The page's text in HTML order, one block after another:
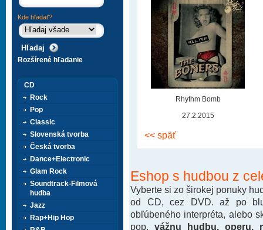
Rhythm Bomb
27.2.2015
<< späť
Eshop s hudbou z
Vyberte si zo širokej ponuky
od CD, cez DVD. až po
obľúbeného interpréta, alebo
pop, vážnu hudbu, operu,
Kde hľadať?
Rozšírené hľadanie
CD
Rock
Pop
Classic
Slovenská tvorba
Česká tvorba
Dance+Electronic
Glam Rock
Soundtrack-Filmová
hudba
Jazz
Rap+Hip Hop